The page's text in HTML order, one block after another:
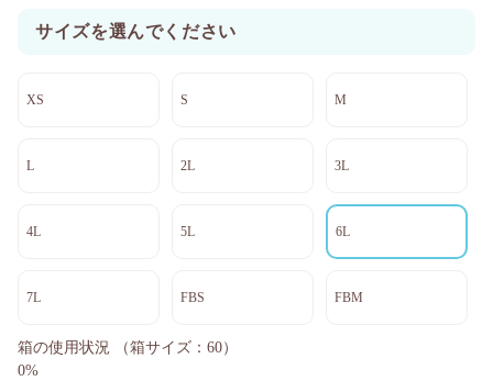
サイズを選んでください
XS S M
L 2L 3L
4L 5L 6L
7L FBS FBM
箱の使用状況
（箱サイズ：60）
0%